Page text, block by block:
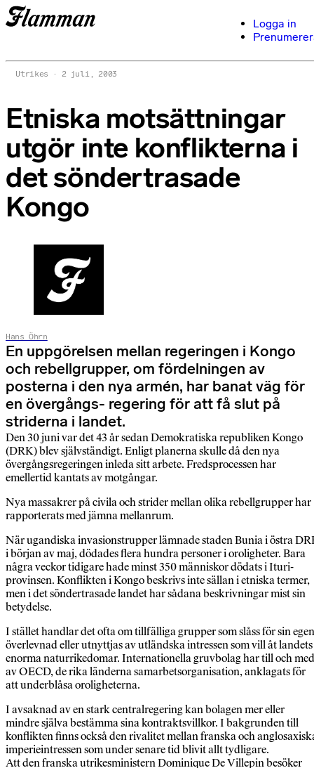
Logga in
Utrikes 2 juli, 2003
Etniska motsättningar
utgör inte konflikterna i
det söndertrasade
Kongo
Hans Öhrn
En uppgörelsen mellan regeringen i Kongo
och rebellgrupper, om fördelningen av
posterna i den nya armén, har banat väg för
en övergångs- regering för att få slut på
striderna i landet.
Den 30 juni var det 43 år sedan Demokratiska republiken Kongo
(DRK) blev självständigt. Enligt planerna skulle då den nya
övergångsregeringen inleda sitt arbete. Fredsprocessen har
emellertid kantats av motgångar.
Nya massakrer på civila och strider mellan olika rebellgrupper har
rapporterats med jämna mellanrum.
När ugandiska invasionstrupper lämnade staden Bunia i östra
i början av maj, dödades flera hundra personer i oroligheter. Bara
några veckor tidigare hade minst 350 människor dödats i Ituri-
provinsen. Konflikten i Kongo beskrivs inte sällan i etniska termer,
men i det söndertrasade landet har sådana beskrivningar mist sin
betydelse.
I stället handlar det ofta om tillfälliga grupper som slåss för sin egen
överlevnad eller utnyttjas av utländska intressen som vill åt landets
enorma naturrikedomar. Internationella gruvbolag har till och med
av OECD, de rika länderna samarbetsorganisation, anklagats för
att underblåsa oroligheterna.
I avsaknad av en stark centralregering kan bolagen mer eller
mindre själva bestämma sina kontraktsvillkor. I bakgrunden till
konflikten finns också den rivalitet mellan franska och
imperieintressen som under senare tid blivit allt tydligare.
Att den franska utrikesministern Dominique De Villepin besöker